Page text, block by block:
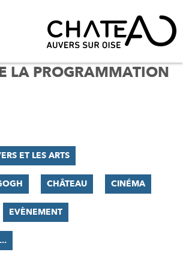
LA PROGRAMMATION
ET LES ARTS
CHÂTEAU CINÉMA
EVÈNEMENT